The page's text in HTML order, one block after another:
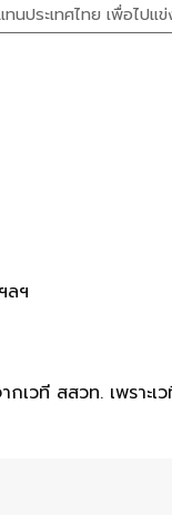
นประเทศไทย เพื่อไปแ
ลฯ
วที สสวท. เพราะเ